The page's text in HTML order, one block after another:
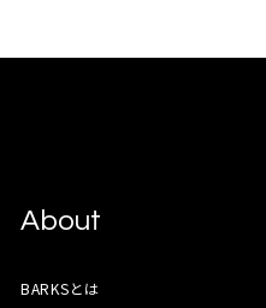
About
BARKSとは